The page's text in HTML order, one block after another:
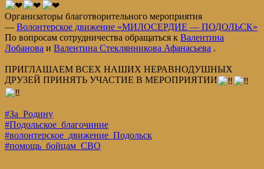
Организаторы благотворительного мероприятия
— Волонтерское движение «МИЛОСЕРДИЕ — ПОДОЛЬСК»
По вопросам сотрудничества обращаться к Валентина
Лобанова и Валентина Стеклянникова Афанасьева .
ПРИГЛАШАЕМ ВСЕХ НАШИХ НЕРАВНОДУШНЫХ
ДРУЗЕЙ ПРИНЯТЬ УЧАСТИЕ В МЕРОПРИЯТИИ
#За_Родину
#Подольское_благочиние
#волонтерское_движение_Подольск
#помощь_бойцам_СВО